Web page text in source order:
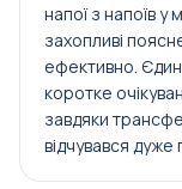
напої з напоїв у
захопливі
ефективно.
коротке
завдяки
відчувався